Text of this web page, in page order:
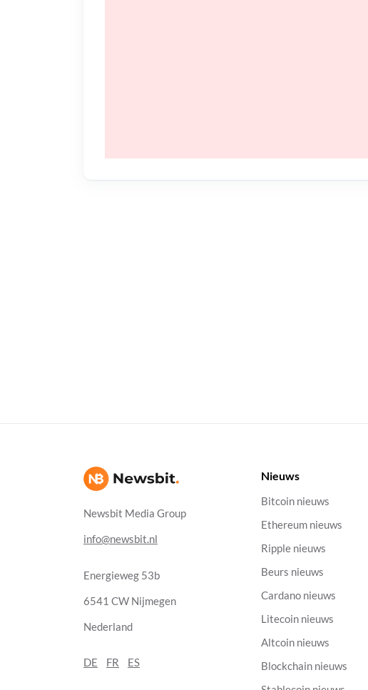
Newsbit Media Group
info@newsbit.nl
Energieweg 53b
6541 CW Nijmegen
Nederland
DE FR ES
Nieuws
Bitcoin nieuws
Ethereum nieuws
Ripple nieuws
Beurs nieuws
Cardano nieuws
Litecoin nieuws
Altcoin nieuws
Blockchain nieuws